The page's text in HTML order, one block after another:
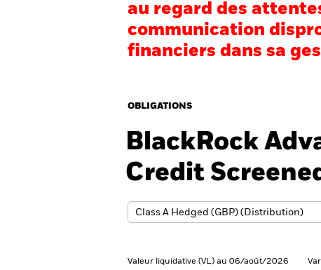
au regard des
communication
financiers dans sa
OBLIGATIONS
BlackRock
Credit
Valeur liquidative (VL) au 06/août/2026